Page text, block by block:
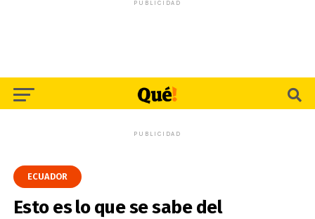
PUBLICIDAD
PUBLICIDAD
ECUADOR
Esto es lo que se sabe del